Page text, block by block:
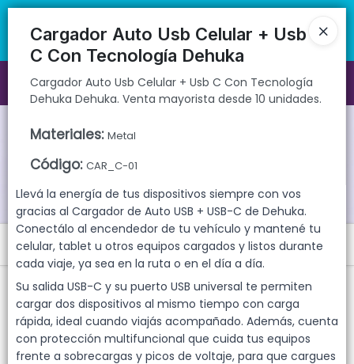
Cargador Auto Usb Celular + Usb C Con Tecnología Dehuka Dehuka.
Cargador Auto Usb Celular + Usb
C Con Tecnología Dehuka
Cargador Auto Usb Celular + Usb C Con Tecnología
Dehuka Dehuka. Venta mayorista desde 10 unidades.
Materiales: Metal
Código: CAR_C-01
Llevá la energía de tus dispositivos siempre con vos
gracias al Cargador de Auto USB + USB-C de Dehuka.
Conectálo al encendedor de tu vehículo y mantené tu
celular, tablet u otros equipos cargados y listos durante
cada viaje, ya sea en la ruta o en el día a día.
Su salida USB-C y su puerto USB universal te permiten
cargar dos dispositivos al mismo tiempo con carga
rápida, ideal cuando viajás acompañado. Además, cuenta
con protección multifuncional que cuida tus equipos
frente a sobrecargas y picos de voltaje, para que cargues
directa | 📦 Comprá mayorista desde 10 unidades. ¡Registrate y
accedé a precios exclusivos!
Ingresar a la Tienda
CÓMO COMPRAR
QUIÉNES SOMOS
GARANTIAS
CONTACTO
Menú
Cargador Auto Usb Celular + Usb C Con Tecnología Dehuka Dehuka.
Venta mayorista desde 10 unidades.
Lista vacía